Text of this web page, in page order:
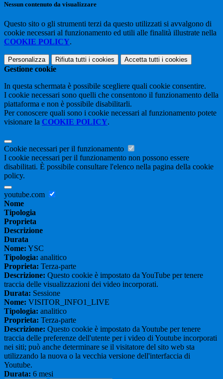
Nessun contenuto da visualizzare
Questo sito o gli strumenti terzi da questo utilizzati si avvalgono di
cookie necessari al funzionamento ed utili alle finalità illustrate nella
COOKIE POLICY.
Personalizza Rifiuta tutti i cookies Accetta tutti i cookies
Gestione cookie
In questa schermata è possibile scegliere quali cookie consentire.
I cookie necessari sono quelli che consentono il funzionamento della
piattaforma e non è possibile disabilitarli.
Per conoscere quali sono i cookie necessari al funzionamento potete
visionare la COOKIE POLICY.
Cookie necessari per il funzionamento
I cookie necessari per il funzionamento non possono essere
disabilitati. È possibile consultare l'elenco nella pagina della cookie
policy.
youtube.com
Nome
Tipologia
Proprieta
Descrizione
Durata
Nome: YSC
Tipologia: analitico
Proprieta: Terza-parte
Descrizione: Questo cookie è impostato da YouTube per tenere
traccia delle visualizzazioni dei video incorporati.
Durata: Sessione
Nome: VISITOR_INFO1_LIVE
Tipologia: analitico
Proprieta: Terza-parte
Descrizione: Questo cookie è impostato da Youtube per tenere
traccia delle preferenze dell'utente per i video di Youtube incorporati
nei siti; può anche determinare se il visitatore del sito web sta
utilizzando la nuova o la vecchia versione dell'interfaccia di
Youtube.
Durata: 6 mesi